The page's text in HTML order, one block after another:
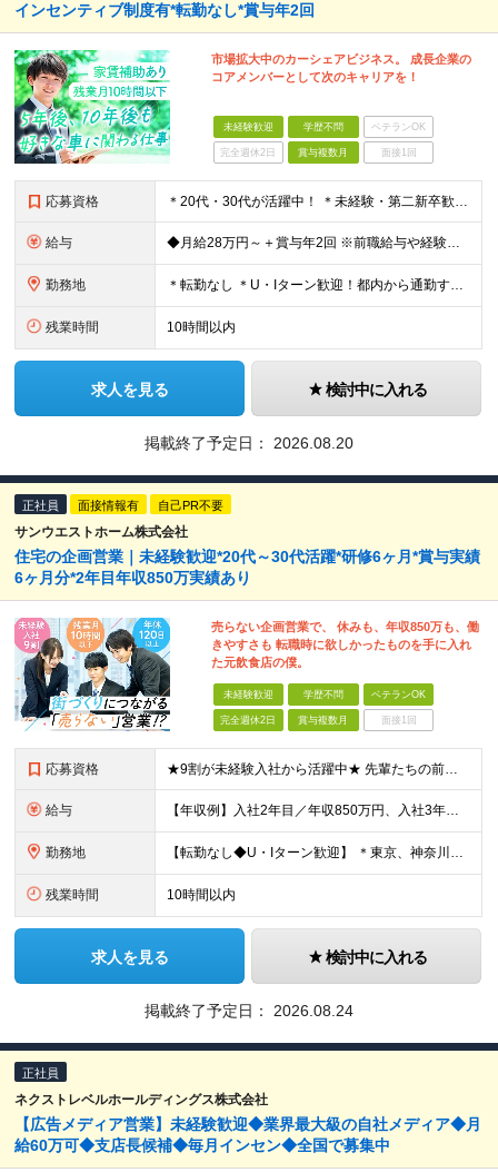
インセンティブ制度有*転勤なし*賞与年2回
市場拡大中のカーシェアビジネス。 成長企業の
コアメンバーとして次のキャリアを！
未経験歓迎 学歴不問 ベテランOK
完全週休2日 賞与複数月 面接1回
応募資格 ＊20代・30代が活躍中！ ＊未経験・第二新卒歓迎 ◆学歴不問 ◆普通自動車免許（AT限定可）をお持ちの方 ◆基本的なPC操作（メール、Excel入力程度）ができる方 ★自ら考え、行動できる方 ★
給与 ◆月給28万円～＋賞与年2回 ※前職給与や経験を最大限考慮し決定します。 ※試用期間3ヶ月あり（給与・待遇に変更なし） ※上記の金額にはみなし残業代（40時間分/62,600円）が含まれています。
勤務地 ＊転勤なし ＊U・Iターン歓迎！都内から通勤する社員も多数在籍しています ◆千葉県浦安市北栄4丁目9−1 ※(変更の範囲)上記を除く当社関連勤務地
残業時間 10時間以内
求人を見る 検討中に入れる
掲載終了予定日： 2026.08.20
正社員 面接情報有 自己PR不要
サンウエストホーム株式会社
住宅の企画営業｜未経験歓迎*20代～30代活躍*研修6ヶ月*賞与実績
6ヶ月分*2年目年収850万実績あり
売らない企画営業で、 休みも、年収850万も、働
きやすさも 転職時に欲しかったものを手に入れ
た元飲食店の僕。
未経験歓迎 学歴不問 ベテランOK
完全週休2日 賞与複数月 面接1回
応募資格 ★9割が未経験入社から活躍中★ 先輩たちの前職はアパレルの販売員、飲食店のホールスタッフなど。「営業職は初めて」という方も多数活躍中です！ 【未経験歓迎/学歴不問】 ・39歳までの方（若年層の長期キ
給与 【年収例】入社2年目／年収850万円、入社3年目／年収1020万円 月給29万円～＋賞与年2回＋報奨金年4回（インセンティブ） ※入社時の想定年収450万円～1000万円 ※上記月給には固定残業代（月
勤務地 【転勤なし◆U・Iターン歓迎】 ＊東京、神奈川、埼玉、千葉の拠点いずれかに配属 ＊勤務地の希望を考慮して配属いたします ◆本社 ┗東京都江東区亀戸1丁目39番5号 サンウエストホームビル6階 ◆横
残業時間 10時間以内
求人を見る 検討中に入れる
掲載終了予定日： 2026.08.24
正社員
ネクストレベルホールディングス株式会社
【広告メディア営業】未経験歓迎◆業界最大級の自社メディア◆月
給60万可◆支店長候補◆毎月インセン◆全国で募集中